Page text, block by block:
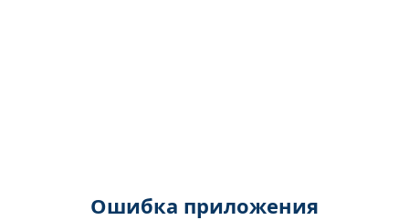
Ошибка приложения